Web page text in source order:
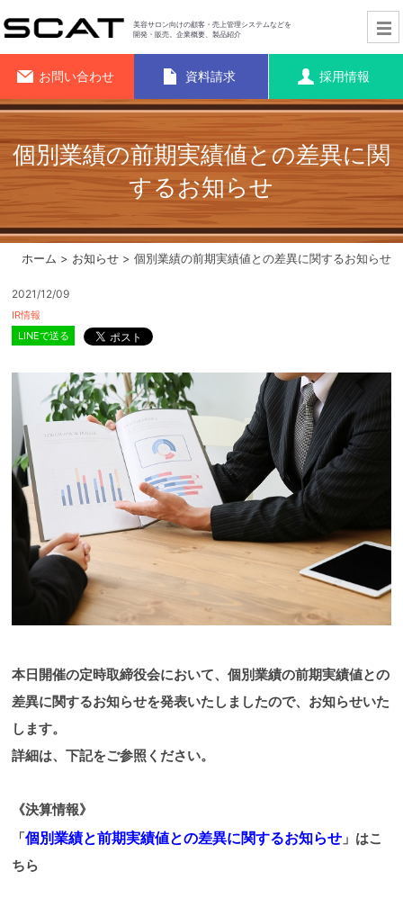
美容サロン向けの顧客・売上管理システムなどを
開発・販売。企業概要、製品紹介
お問い合わせ 資料請求 採用情報
ホーム > お知らせ> 個別業績の前期実績値との差異に関するお知らせ
個別業績の前期実績値との差異に関
するお知らせ
2021/12/09
IR情報
LINEで送る
本日開催の定時取締役会において、個別業績の前期実績値との
差異に関するお知らせを発表いたしましたので、お知らせいた
します。
詳細は、下記をご参照ください。
《決算情報》
「個別業績と前期実績値との差異に関するお知らせ 」はこ
ちら